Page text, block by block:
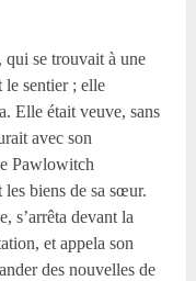
qui se trouvait à une
le sentier ; elle
Elle était veuve, sans
avec son
Pawlowitch
biens de sa sœur.
s’arrêta devant la
et appela son
des nouvelles de